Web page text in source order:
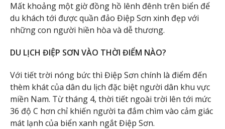
Mất khoảng một giờ đồng hồ lênh đênh trên biển để
du khách tới được quần đảo Điệp Sơn xinh đẹp với
những con người hiền hòa và dễ thương.
DU LỊCH ĐIỆP SƠN VÀO THỜI ĐIỂM NÀO?
Với tiết trời nóng bức thì Điệp Sơn chính là điểm đến
thèm khát của dân du lịch đặc biệt người dân khu vực
miền Nam. Từ tháng 4, thời tiết ngoài trời lên tới mức
36 độ C hơn chỉ khiến người ta đắm chìm vào cảm giác
mát lạnh của biển xanh ngắt Điệp Sơn.